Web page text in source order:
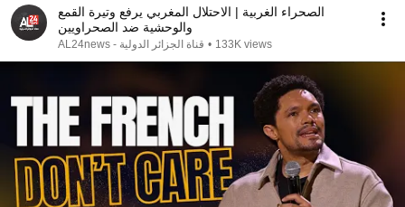
الصحراء الغربية | الاحتلال المغربي يرفع وتيرة القمع
والوحشية ضد الصحراويين
AL24news - قناة الجزائر الدولية • 133K views